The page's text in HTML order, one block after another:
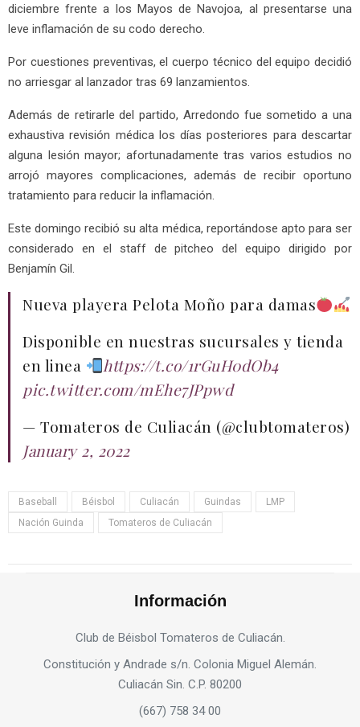
diciembre frente a los Mayos de Navojoa, al presentarse una
leve inflamación de su codo derecho.
Por cuestiones preventivas, el cuerpo técnico del equipo decidió
no arriesgar al lanzador tras 69 lanzamientos.
Además de retirarle del partido, Arredondo fue sometido a una
exhaustiva revisión médica los días posteriores para descartar
alguna lesión mayor; afortunadamente tras varios estudios no
arrojó mayores complicaciones, además de recibir oportuno
tratamiento para reducir la inflamación.
Este domingo recibió su alta médica, reportándose apto para ser
considerado en el staff de pitcheo del equipo dirigido por
Benjamín Gil.
Nueva playera Pelota Moño para damas
Disponible en nuestras sucursales y tienda
en linea
https://t.co/1rGuH0dOb4
pic.twitter.com/mEhe7JPpwd
— Tomateros de Culiacán (@clubtomateros)
January 2, 2022
Baseball Béisbol Culiacán Guindas
LMP
Nación Guinda
Tomateros de Culiacán
Información
Club de Béisbol Tomateros de Culiacán.
Constitución y Andrade s/n. Colonia Miguel Alemán.
Culiacán Sin. C.P. 80200
(667) 758 34 00